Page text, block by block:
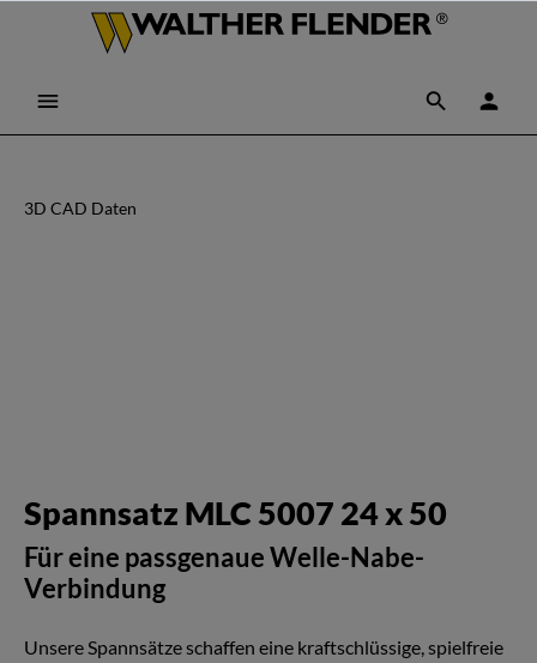
3D CAD Daten
Spannsatz MLC 5007 24 x 50
Für eine passgenaue Welle-Nabe-
Verbindung
Unsere Spannsätze schaffen eine kraftschlüssige, spielfreie